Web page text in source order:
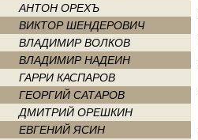
АНТОН ОРЕХЪ
ВИКТОР ШЕНДЕРОВИЧ
ВЛАДИМИР ВОЛКОВ
ВЛАДИМИР НАДЕИН
ГАРРИ КАСПАРОВ
ГЕОРГИЙ САТАРОВ
ДМИТРИЙ ОРЕШКИН
ЕВГЕНИЙ ЯСИН